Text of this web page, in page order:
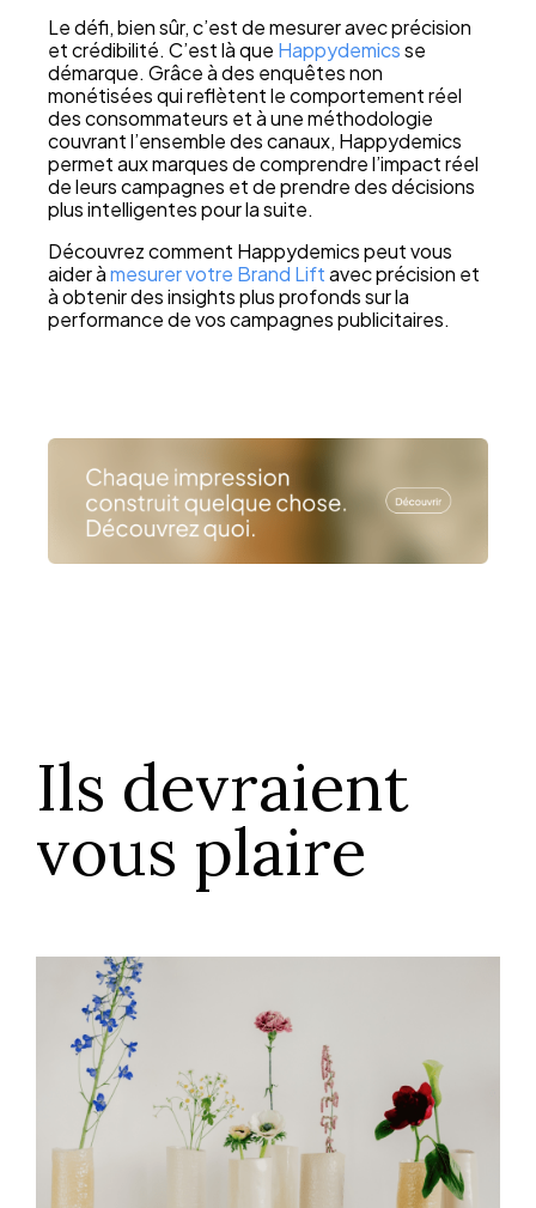
Le défi, bien sûr, c’est de mesurer avec précision
et crédibilité. C’est là que Happydemicsse
démarque. Grâce à des enquêtes non
monétisées qui reflètent le comportement réel
des consommateurs et à une méthodologie
couvrant l’ensemble des canaux, Happydemics
permet aux marques de comprendre l’impact réel
de leurs campagnes et de prendre des décisions
plus intelligentes pour la suite.
Découvrez comment Happydemics peut vous
aider àmesurer votre Brand Liftavec précision et
à obtenir des insights plus profonds sur la
performance de vos campagnes publicitaires.
Ils devraient
vous plaire